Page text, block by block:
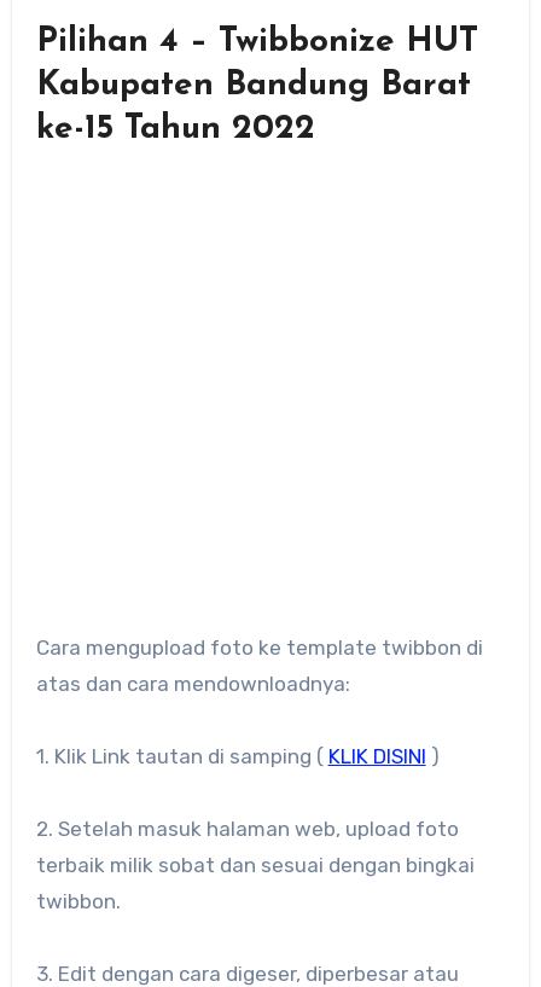
Pilihan 4 – Twibbonize HUT
Kabupaten Bandung Barat
ke-15 Tahun 2022
Cara mengupload foto ke template twibbon di
atas dan cara mendownloadnya:
1. Klik Link tautan di samping ( KLIK DISINI )
2. Setelah masuk halaman web, upload foto
terbaik milik sobat dan sesuai dengan bingkai
twibbon.
3. Edit dengan cara digeser, diperbesar atau